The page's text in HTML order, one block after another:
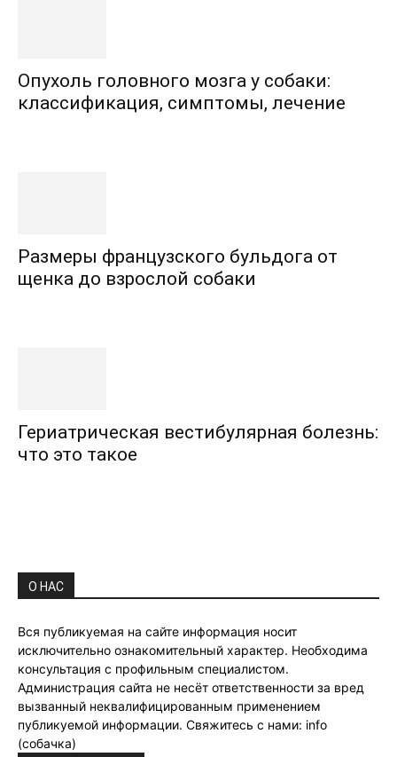
Опухоль головного мозга у собаки:
классификация, симптомы, лечение
Размеры французского бульдога от
щенка до взрослой собаки
Гериатрическая вестибулярная болезнь:
что это такое
О НАС
Вся публикуемая на сайте информация носит
исключительно ознакомительный характер. Необходима
консультация с профильным специалистом.
Администрация сайта не несёт ответственности за вред
вызванный неквалифицированным применением
публикуемой информации. Свяжитесь с нами: info
(собачка)